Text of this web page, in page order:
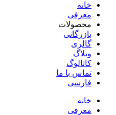
خانه
معرفی
محصولات
بازرگانی
گالری
وبلاگ
کاتالوگ
تماس با ما
فارسی
خانه
معرفی